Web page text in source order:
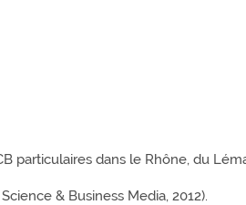
particulaires dans le Rhône, du
& Business Media, 2012).